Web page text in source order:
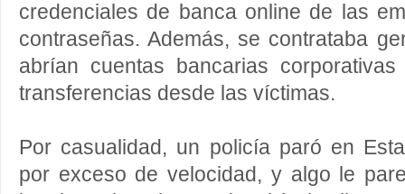
credenciales de banca online de las
contraseñas. Además, se contrataba
abrían cuentas bancarias
transferencias desde las víctimas.
Por casualidad, un policía paró en
por exceso de velocidad, y algo le